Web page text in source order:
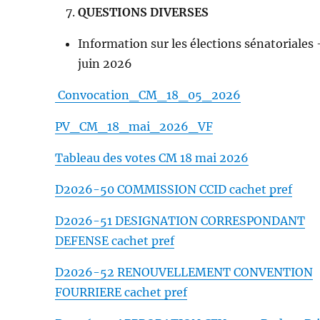
QUESTIONS DIVERSES
Information sur les élections sénatoriales
juin 2026
Convocation_CM_18_05_2026
PV_CM_18_mai_2026_VF
Tableau des votes CM 18 mai 2026
D2026-50 COMMISSION CCID cachet pref
D2026-51 DESIGNATION CORRESPONDANT
DEFENSE cachet pref
D2026-52 RENOUVELLEMENT CONVENTION
FOURRIERE cachet pref